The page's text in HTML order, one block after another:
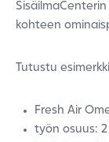
kohteen
Tutustu
Fresh Air
työn osuus: